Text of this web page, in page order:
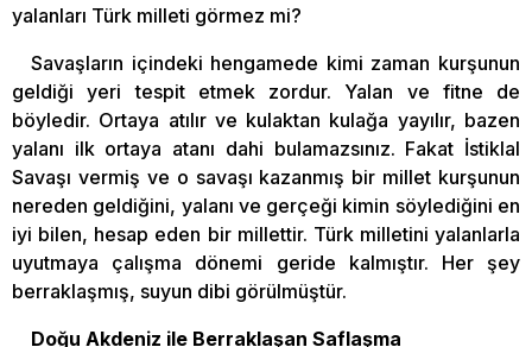
yalanları Türk milleti görmez mi?
Savaşların içindeki hengamede kimi zaman kurşunun
geldiği yeri tespit etmek zordur. Yalan ve fitne de
böyledir. Ortaya atılır ve kulaktan kulağa yayılır, bazen
yalanı ilk ortaya atanı dahi bulamazsınız. Fakat İstiklal
Savaşı vermiş ve o savaşı kazanmış bir millet kurşunun
nereden geldiğini, yalanı ve gerçeği kimin söylediğini en
iyi bilen, hesap eden bir millettir. Türk milletini yalanlarla
uyutmaya çalışma dönemi geride kalmıştır. Her şey
berraklaşmış, suyun dibi görülmüştür.
Doğu Akdeniz ile Berraklaşan Saflaşma